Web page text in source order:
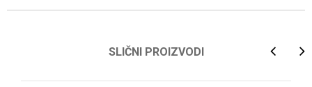
SLIČNI PROIZVODI